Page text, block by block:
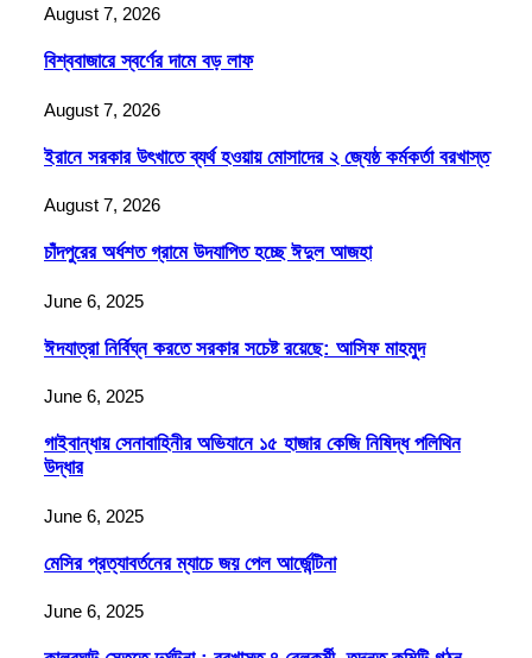
August 7, 2026
বিশ্ববাজারে স্বর্ণের দামে বড় লাফ
August 7, 2026
ইরানে সরকার উৎখাতে ব্যর্থ হওয়ায় মোসাদের ২ জ্যেষ্ঠ কর্মকর্তা বরখাস্ত
August 7, 2026
চাঁদপুরের অর্ধশত গ্রামে উদযাপিত হচ্ছে ঈদুল আজহা
June 6, 2025
ঈদযাত্রা নির্বিঘ্ন করতে সরকার সচেষ্ট রয়েছে: আসিফ মাহমুদ
June 6, 2025
গাইবান্ধায় সেনাবাহিনীর অভিযানে ১৫ হাজার কেজি নিষিদ্ধ পলিথিন
উদ্ধার
June 6, 2025
মেসির প্রত্যাবর্তনের ম্যাচে জয় পেল আর্জেন্টিনা
June 6, 2025